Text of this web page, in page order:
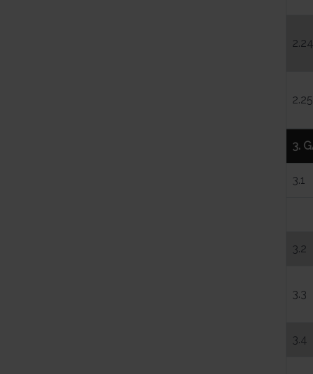
2.24
2.25
3.
3.1
3.2
3.3
3.4